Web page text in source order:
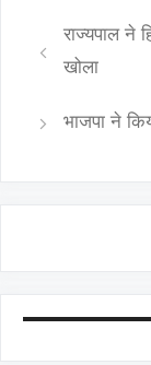
राज्यपाल ने
खोला
भाजपा ने